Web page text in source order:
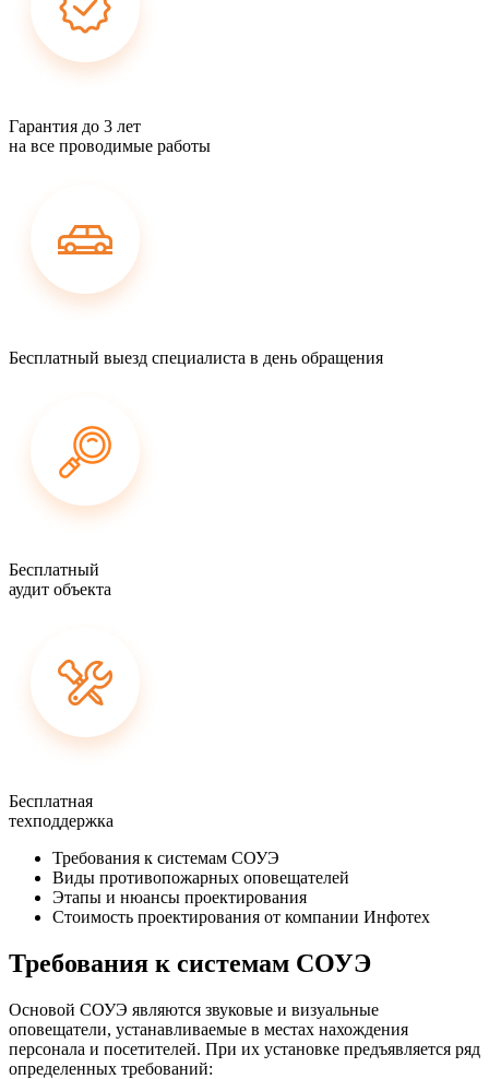
Гарантия до 3 лет
на все проводимые работы
Бесплатный выезд специалиста в день обращения
Бесплатный
аудит объекта
Бесплатная
техподдержка
Требования к системам СОУЭ
Виды противопожарных оповещателей
Этапы и нюансы проектирования
Стоимость проектирования от компании Инфотех
Требования к системам СОУЭ
Основой СОУЭ являются звуковые и визуальные
оповещатели, устанавливаемые в местах нахождения
персонала и посетителей. При их установке предъявляется ряд
определенных требований: